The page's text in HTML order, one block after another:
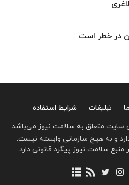
در خطر است
تبلیغات
شرایط استفاده
سایت متعلق به سلامت نیوز می‌باشد.
و به هیچ سازمانی وابسته نیست.
سلامت نیوز پیگرد قانونی دارد.